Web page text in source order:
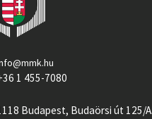
1 455-7080
Budapest, Budaörsi út 125/A.